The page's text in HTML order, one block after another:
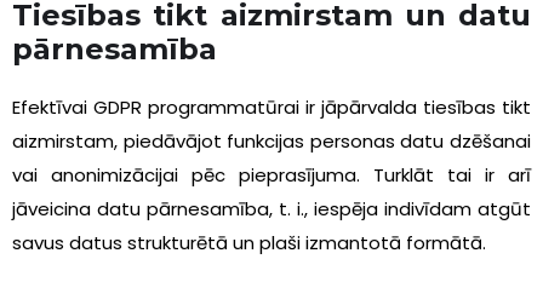
Tiesības tikt aizmirstam un datu
pārnesamība
Efektīvai GDPR programmatūrai ir jāpārvalda tiesības tikt
aizmirstam, piedāvājot funkcijas personas datu dzēšanai
vai anonimizācijai pēc pieprasījuma. Turklāt tai ir arī
jāveicina datu pārnesamība, t. i., iespēja indivīdam atgūt
savus datus strukturētā un plaši izmantotā formātā.